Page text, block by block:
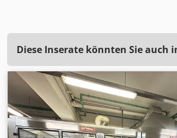
Diese Inserate könnten Sie auch